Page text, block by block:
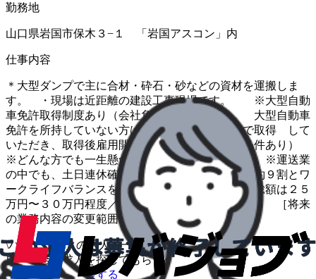
勤務地
山口県岩国市保木３−１ 「岩国アスコン」内
仕事内容
＊大型ダンプで主に合材・砕石・砂などの資材を運搬しま
す。 ・現場は近距離の建設工事現場です。 ※大型自動
車免許取得制度あり（会社負担、条件あり） 大型自動車
免許を所持していない方は、入社前に会社負担で取得 して
いただき、取得後雇用開始となります。（但し条件あり）
※どんな方でも一生懸命頑張る方は大歓迎です。 ※運送業
の中でも、土日連休確約、長期休暇、有休消化率約９割とワ
ークライフバランスを重視しています。 ※支給総額は２５
万円〜３０万円程度／月（残業等手当含めます） ［将来
の業務内容の変更範囲：変更なし］
\ハローワークの求人も一括管理
自分に合う求人を探してもらう /
転職について相談する